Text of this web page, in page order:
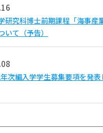
研究科博士前期課程「海事産
いて（予告）
次編入学学生募集要項を発表